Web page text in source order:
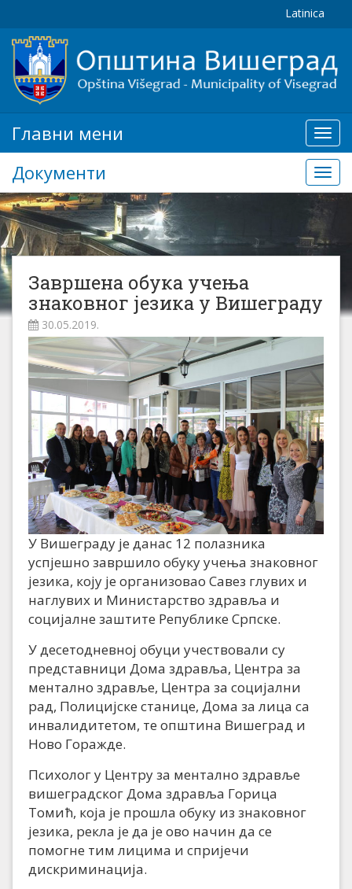
Latinica
мени
Главни мени
Документи
Завршена обука учења
знаковног језика у Вишеграду
30.05.2019.
У Вишеграду је данас 12 полазника
успјешно завршило обуку учења знаковног
језика, коју је организовао Савез глувих и
наглувих и Министарство здравља и
социјалне заштите Републике Српске.
У десетодневној обуци учествовали су
представници Дома здравља, Центра за
ментално здравље, Центра за социјални
рад, Полицијске станице, Дома за лица са
инвалидитетом, те општина Вишеград и
Ново Горажде.
Психолог у Центру за ментално здравље
вишеградског Дома здравља Горица
Томић, која је прошла обуку из знаковног
језика, рекла је да је ово начин да се
помогне тим лицима и спријечи
дискриминација.